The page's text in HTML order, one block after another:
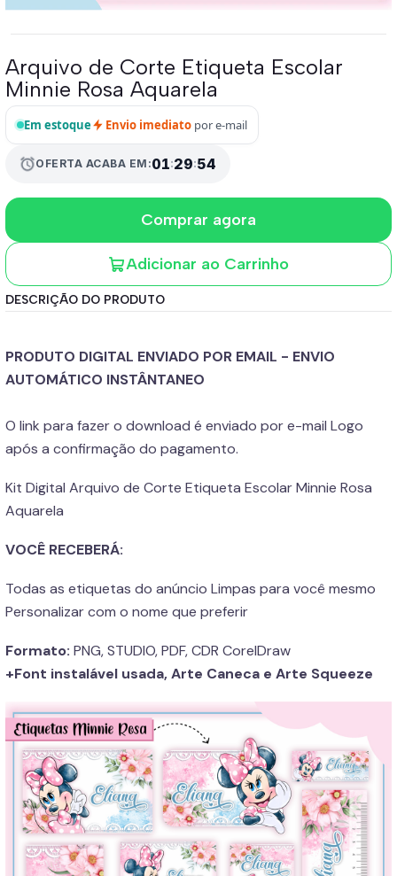
Arquivo de Corte Etiqueta Escolar
Minnie Rosa Aquarela
Em estoque Envio imediato por e-mail
alarmOFERTA ACABA EM:01:29:53
Adicionar ao Carrinho
Comprar agora
DESCRIÇÃO DO PRODUTO
PRODUTO DIGITAL ENVIADO POR EMAIL - ENVIO
AUTOMÁTICO INSTÂNTANEO
O link para fazer o download é enviado por e-mail Logo
após a confirmação do pagamento.
Kit Digital Arquivo de Corte Etiqueta Escolar Minnie Rosa
Aquarela
VOCÊ RECEBERÁ:
Todas as etiquetas do anúncio Limpas para você mesmo
Personalizar com o nome que preferir
Formato: PNG, STUDIO, PDF, CDR CorelDraw
+Font instalável usada, Arte Caneca e Arte Squeeze